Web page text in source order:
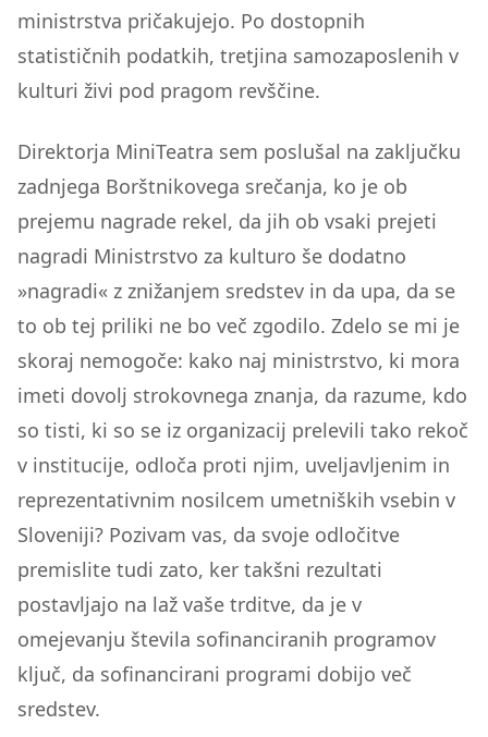
ministrstva pričakujejo. Po dostopnih
statističnih podatkih, tretjina samozaposlenih v
kulturi živi pod pragom revščine.
Direktorja MiniTeatra sem poslušal na zaključku
zadnjega Borštnikovega srečanja, ko je ob
prejemu nagrade rekel, da jih ob vsaki prejeti
nagradi Ministrstvo za kulturo še dodatno
»nagradi« z znižanjem sredstev in da upa, da se
to ob tej priliki ne bo več zgodilo. Zdelo se mi je
skoraj nemogoče: kako naj ministrstvo, ki mora
imeti dovolj strokovnega znanja, da razume, kdo
so tisti, ki so se iz organizacij prelevili tako rekoč
v institucije, odloča proti njim, uveljavljenim in
reprezentativnim nosilcem umetniških vsebin v
Sloveniji? Pozivam vas, da svoje odločitve
premislite tudi zato, ker takšni rezultati
postavljajo na laž vaše trditve, da je v
omejevanju števila sofinanciranih programov
ključ, da sofinancirani programi dobijo več
sredstev.